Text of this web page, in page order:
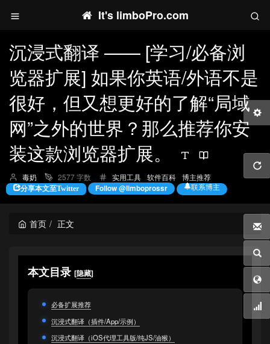
It's limboPro.com
沉浸式翻译 —— [学习/必备浏
览器扩展] 如果你英语/外语不是
很好，但又想更好的了解“局域
网”之外的世界？那么推荐你安
装这款浏览器扩展。
博
主：
毒奶 2577 字数
分
类：
实用工具 软件百科 博主推荐
分享本文至Twitter Follow @limboprossr 联系博主
首页 正文
本文目录 [隐藏]
必备扩展推荐
沉浸式翻译（插件/App/示例）
沉浸式翻译（iOS代理工具版/纯JS/油猴）